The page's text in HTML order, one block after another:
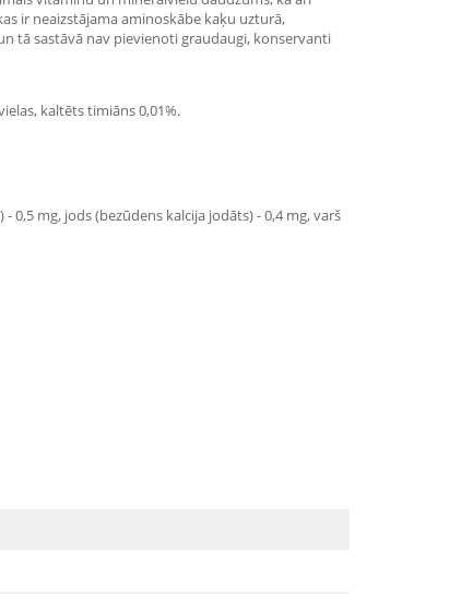
ir neaizstājama aminoskābe kaķu uzturā,
tā sastāvā nav pievienoti graudaugi, konservanti
kaltēts timiāns 0,01%.
0,5 mg, jods (bezūdens kalcija jodāts) - 0,4 mg, varš